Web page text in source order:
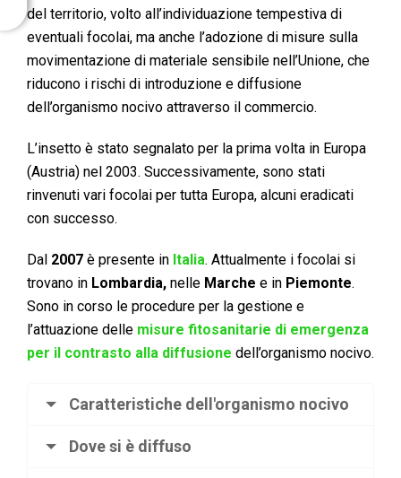
del territorio, volto all’individuazione tempestiva di
eventuali focolai, ma anche l’adozione di misure sulla
movimentazione di materiale sensibile nell’Unione, che
riducono i rischi di introduzione e diffusione
dell’organismo nocivo attraverso il commercio.
L’insetto è stato segnalato per la prima volta in Europa
(Austria) nel 2003. Successivamente, sono stati
rinvenuti vari focolai per tutta Europa, alcuni eradicati
con successo.
Dal 2007 è presente in Italia. Attualmente i focolai si
trovano in Lombardia, nelle Marche e in Piemonte.
Sono in corso le procedure per la gestione e
l’attuazione delle misure fitosanitarie di emergenza
per il contrasto alla diffusione dell’organismo nocivo.
Caratteristiche dell'organismo nocivo
Dove si è diffuso